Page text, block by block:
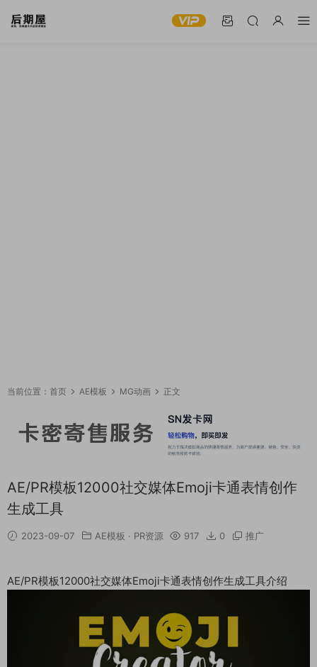
当前位置： 首页 AE模板 MG动画 正文
AE/PR模板12000社交媒体Emoji卡通表情创作
生成工具
2023-09-07 AE模板 · PR资源 917 0 推广
AE/PR模板12000社交媒体Emoji卡通表情创作生成工具介绍